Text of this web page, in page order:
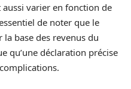
aussi varier en fonction de
de noter que le
la base des revenus du
qu’une déclaration précise